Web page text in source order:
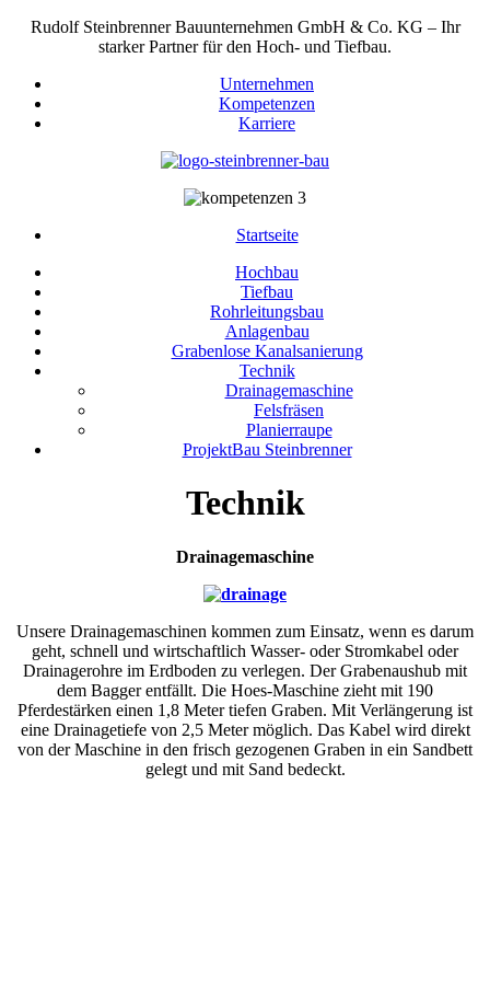
Rudolf Steinbrenner Bauunternehmen GmbH & Co. KG – Ihr
starker Partner für den Hoch- und Tiefbau.
Unternehmen
Kompetenzen
Karriere
Startseite
Hochbau
Tiefbau
Rohrleitungsbau
Anlagenbau
Grabenlose Kanalsanierung
Technik
Drainagemaschine
Felsfräsen
Planierraupe
ProjektBau Steinbrenner
Technik
Drainagemaschine
Unsere Drainagemaschinen kommen zum Einsatz, wenn es darum
geht, schnell und wirtschaftlich Wasser- oder Stromkabel oder
Drainagerohre im Erdboden zu verlegen. Der Grabenaushub mit
dem Bagger entfällt. Die Hoes-Maschine zieht mit 190
Pferdestärken einen 1,8 Meter tiefen Graben. Mit Verlängerung ist
eine Drainagetiefe von 2,5 Meter möglich. Das Kabel wird direkt
von der Maschine in den frisch gezogenen Graben in ein Sandbett
gelegt und mit Sand bedeckt.